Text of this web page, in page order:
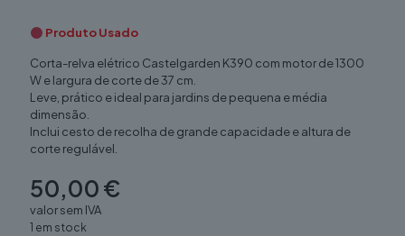
Produto Usado
Corta-relva elétrico Castelgarden K390 com motor de 1300
W e largura de corte de 37 cm.
Leve, prático e ideal para jardins de pequena e média
dimensão.
Inclui cesto de recolha de grande capacidade e altura de
corte regulável.
50,00€
valor sem IVA
1 em stock